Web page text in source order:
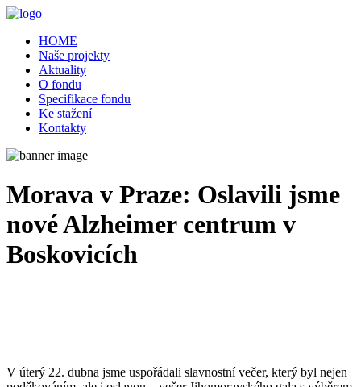
HOME
Naše projekty
Aktuality
O fondu
Specifikace fondu
Ke stažení
Kontakty
Morava v Praze: Oslavili jsme
nové Alzheimer centrum v
Boskovicích
V úterý 22. dubna jsme uspořádali slavnostní večer, který byl nejen